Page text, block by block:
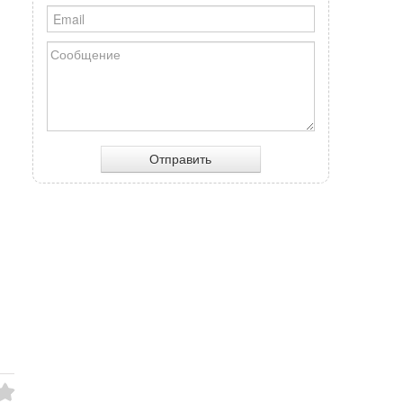
Отправить